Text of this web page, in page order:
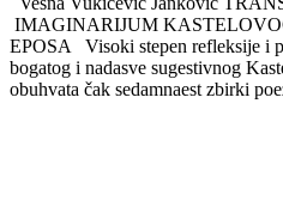
IMAGINARIJUM
EPOSA Visoki stepen refleksije i
bogatog i nadasve sugestivnog
obuhvata čak sedamnaest zbirki